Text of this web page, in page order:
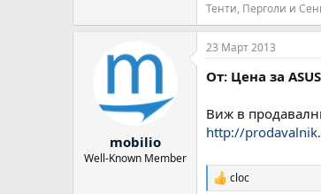
Тенти, Перголи и
mobilio
Well-Known Member
23 Март 2013
От: Цена за
Виж в
http://
Р
cloc